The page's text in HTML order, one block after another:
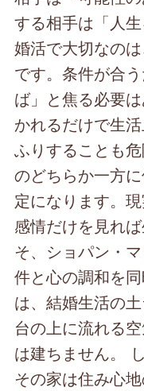
する相手は「人
婚活で大切なの
です。条件が合
ば」と焦る必要
かれるだけで生
ふりすることも
のどちらか一方
定になります。
感情だけを見れ
そ、ショパン・
件と心の調和を
は、結婚生活の
台の上に流れる
は建ちません。
その家は住み心